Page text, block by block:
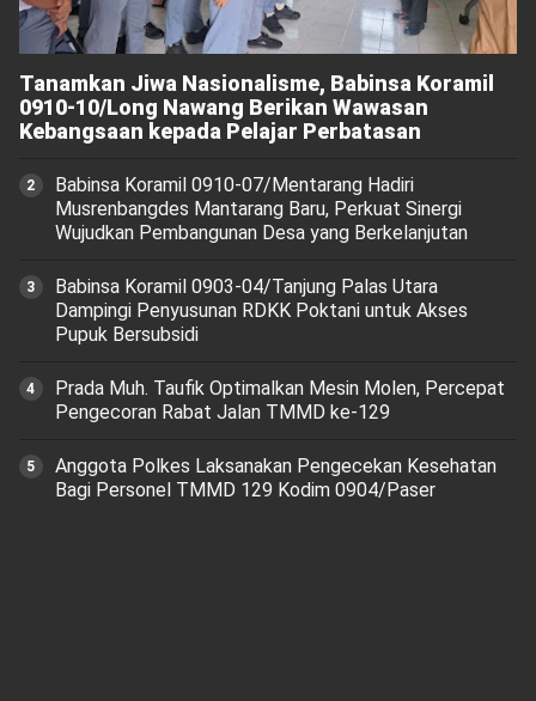
Tanamkan Jiwa Nasionalisme, Babinsa Koramil
0910-10/Long Nawang Berikan Wawasan
Kebangsaan kepada Pelajar Perbatasan
Babinsa Koramil 0910-07/Mentarang Hadiri
Musrenbangdes Mantarang Baru, Perkuat Sinergi
Wujudkan Pembangunan Desa yang Berkelanjutan
‎Babinsa Koramil 0903-04/Tanjung Palas Utara
Dampingi Penyusunan RDKK Poktani untuk Akses
Pupuk Bersubsidi
Prada Muh. Taufik Optimalkan Mesin Molen, Percepat
Pengecoran Rabat Jalan TMMD ke-129
Anggota Polkes Laksanakan Pengecekan Kesehatan
Bagi Personel TMMD 129 Kodim 0904/Paser